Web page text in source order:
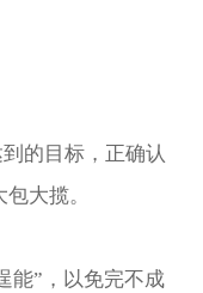
的目标，正确认
大揽。
”，以免完不成